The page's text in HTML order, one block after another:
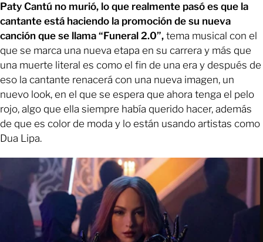
Paty Cantú no murió, lo que realmente pasó es que la
cantante está haciendo la promoción de su nueva
canción que se llama “Funeral 2.0”, tema musical con el
que se marca una nueva etapa en su carrera y más que
una muerte literal es como el fin de una era y después de
eso la cantante renacerá con una nueva imagen, un
nuevo look, en el que se espera que ahora tenga el pelo
rojo, algo que ella siempre había querido hacer, además
de que es color de moda y lo están usando artistas como
Dua Lipa.